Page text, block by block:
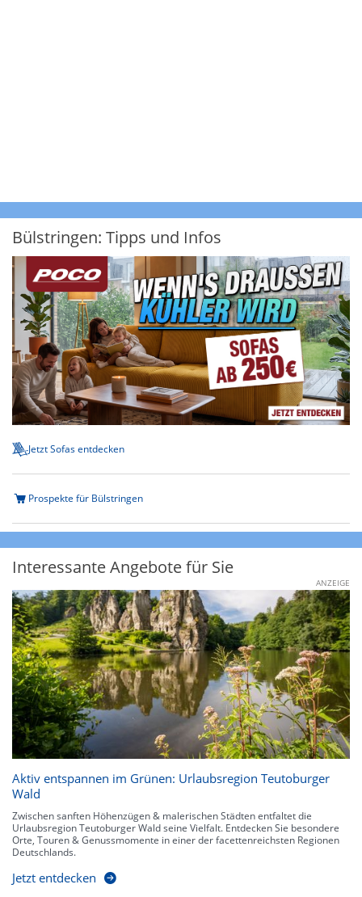
Bülstringen: Tipps und Infos
Jetzt Sofas entdecken
Prospekte für Bülstringen
Interessante Angebote für Sie
ANZEIGE
Aktiv entspannen im Grünen: Urlaubsregion Teutoburger
Wald
Zwischen sanften Höhenzügen & malerischen Städten entfaltet die
Urlaubsregion Teutoburger Wald seine Vielfalt. Entdecken Sie besondere
Orte, Touren & Genussmomente in einer der facettenreichsten Regionen
Deutschlands.
Jetzt entdecken